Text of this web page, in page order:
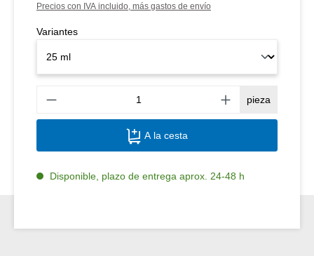
Precios con IVA incluido, más gastos de envío
Variantes
pieza
A la cesta
Disponible, plazo de entrega aprox. 24-48 h